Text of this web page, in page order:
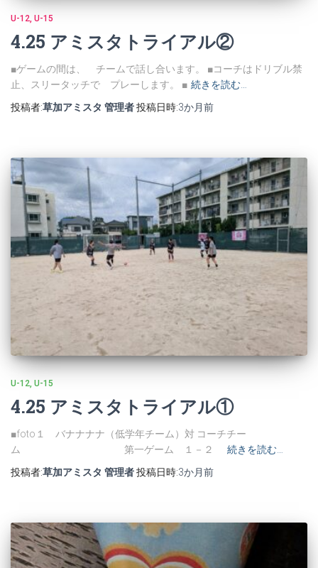
U-12 U-15
4.25 アミスタトライアル②
■ゲームの間は、 チームで話し合います。 ■コーチはドリブル禁
止、スリータッチで プレーします。 ■ 続きを読む…
投稿者:草加アミスタ 管理者投稿日時:3か月前
U-12 U-15
4.25 アミスタトライアル①
■foto１ バナナナナ（低学年チーム）対 コーチチー
ム 第一ゲーム １－２
続きを読む…
投稿者:草加アミスタ 管理者投稿日時:3か月前